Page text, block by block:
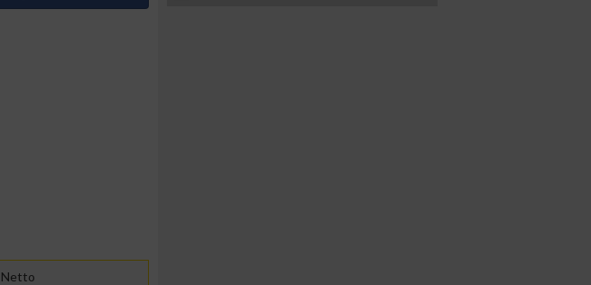
Netto